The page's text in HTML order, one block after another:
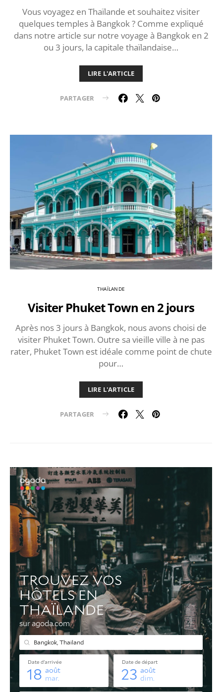
Vous voyagez en Thaïlande et souhaitez visiter
quelques temples à Bangkok ? Comme expliqué
dans notre article sur notre voyage à Bangkok en 2
ou 3 jours, la capitale thaïlandaise…
LIRE L'ARTICLE
PARTAGER
THAÏLANDE
Visiter Phuket Town en 2 jours
Après nos 3 jours à Bangkok, nous avons choisi de
visiter Phuket Town. Outre sa vieille ville à ne pas
rater, Phuket Town est idéale comme point de chute
pour…
LIRE L'ARTICLE
PARTAGER